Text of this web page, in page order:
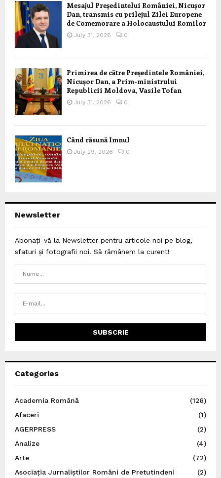
Mesajul Președintelui României, Nicușor
Dan, transmis cu prilejul Zilei Europene
de Comemorare a Holocaustului Romilor
July 31, 2026 0
Primirea de către Președintele României,
Nicușor Dan, a Prim-ministrului
Republicii Moldova, Vasile Tofan
July 31, 2026 0
Când răsună Imnul
July 29, 2026 0
Newsletter
Abonați-vă la Newsletter pentru articole noi pe blog,
sfaturi și fotografii noi. Să rămânem la curent!
Categories
Academia Română
(126)
Afaceri
(1)
AGERPRESS
(2)
Analize
(4)
Arte
(72)
Asociația Jurnaliștilor Români de Pretutindeni
(2)